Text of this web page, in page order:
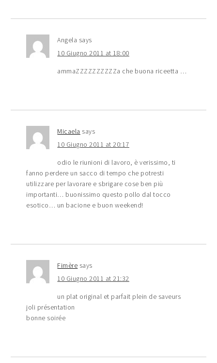
Angela says
10 Giugno 2011 at 18:00
ammaZZZZZZZZZZa che buona riceetta …
Micaela says
10 Giugno 2011 at 20:17
odio le riunioni di lavoro, è verissimo, ti
fanno perdere un sacco di tempo che potresti
utilizzare per lavorare e sbrigare cose ben più
importanti… buonissimo questo pollo dal tocco
esotico… un bacione e buon weekend!
Fimère says
10 Giugno 2011 at 21:32
un plat original et parfait plein de saveurs
joli présentation
bonne soirée